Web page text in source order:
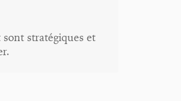
stratégiques et